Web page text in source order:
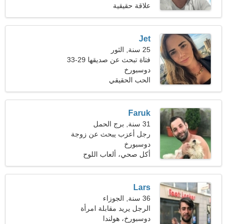
علاقة حقيقية
Jet
25 سنة, الثور
فتاة تبحث عن صديقها 29-33
دوسبورخ
الحب الحقيقي
Faruk
31 سنة, برج الحمل
رجل أعزب يبحث عن زوجة
دوسبورخ
أكل صحي، ألعاب اللوح
Lars
36 سنة, الجوزاء
الرجل يريد مقابلة امرأة
دوسبورخ، هولندا